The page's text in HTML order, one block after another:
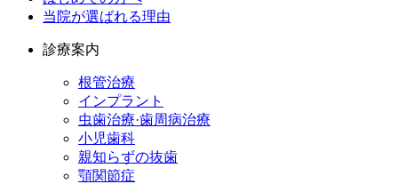
当院が選ばれる理由
診療案内
根管治療
インプラント
虫歯治療·歯周病治療
小児歯科
親知らずの抜歯
顎関節症